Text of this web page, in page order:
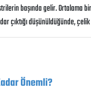
başında gelir. Ortalama
çıktığı düşünüldüğünde,
Önemli?